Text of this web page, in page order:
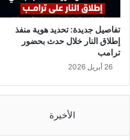
تفاصيل جديدة: تحديد هوية منفذ
إطلاق النار خلال حدث بحضور
ترامب
26 أبريل 2026
الأخيرة